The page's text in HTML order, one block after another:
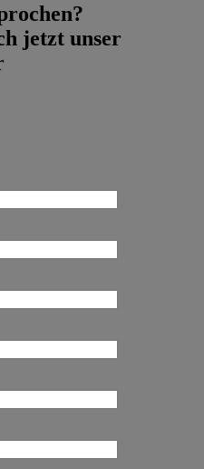
jetzt unser